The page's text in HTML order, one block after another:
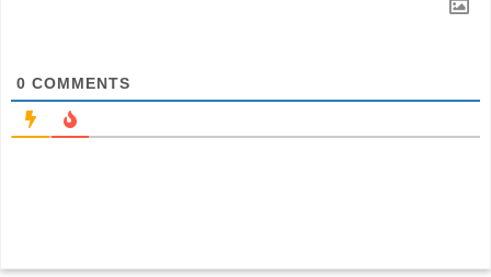
0 COMMENTS